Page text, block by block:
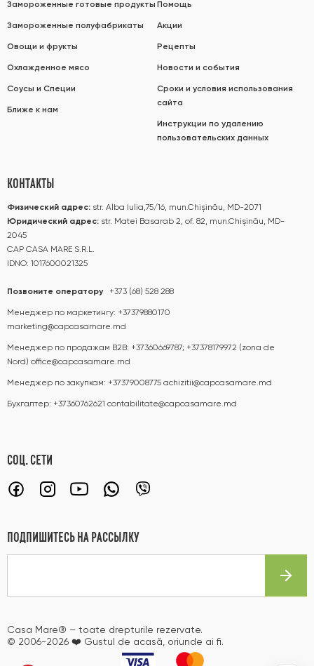
Замороженные готовые продукты
Замороженные полуфабрикаты
Овощи и фрукты
Охлажденное мясо
Соусы и Специи
Ближе к нам
Помощь
Акции
Рецепты
Новости и события
Сроки и условия использования
сайта
Инструкции по удалению
пользовательских данных
КОНТАКТЫ
Физический адрес: str. Alba Iulia,75/16, mun.Chișinău, MD-2071
Юридический адрес: str. Matei Basarab 2, of. 82, mun.Chișinău, MD-
2045
CAP CASA MARE S.R.L.
IDNO: 1017600021325
Позвоните оператору +373 (68) 528 288
Менеджер по маркетингу: +37379880170
marketing@capcasamare.md
Менеджер по продажам B2B: +37360669787; +37378179972 (zona de
Nord) office@capcasamare.md
Менеджер по закупкам: +37379008775 achizitii@capcasamare.md
Бухгалтер: +37360762621 contabilitate@capcasamare.md
СОЦ. СЕТИ
ПОДПИШИТЕСЬ НА РАССЫЛКУ
Casa Mare® – toate drepturile rezervate.
© 2006-2026 ❤️ Gustul de acasă, oriunde ai fi.